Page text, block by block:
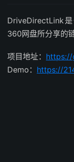
DriveDirectLink
360网盘所分享的
项目地址：
Demo： https://